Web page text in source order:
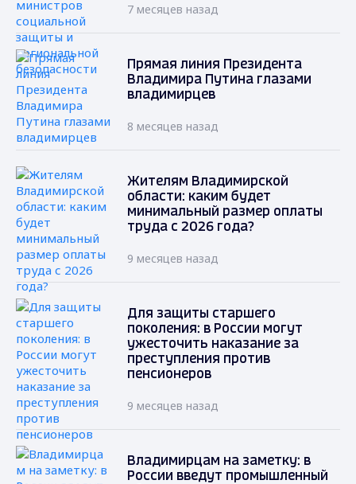
7 месяцев назад
Прямая линия Президента
Владимира Путина глазами
владимирцев
8 месяцев назад
Жителям Владимирской
области: каким будет
минимальный размер оплаты
труда с 2026 года?
9 месяцев назад
Для защиты старшего
поколения: в России могут
ужесточить наказание за
преступления против
пенсионеров
9 месяцев назад
Владимирцам на заметку: в
России введут промышленный